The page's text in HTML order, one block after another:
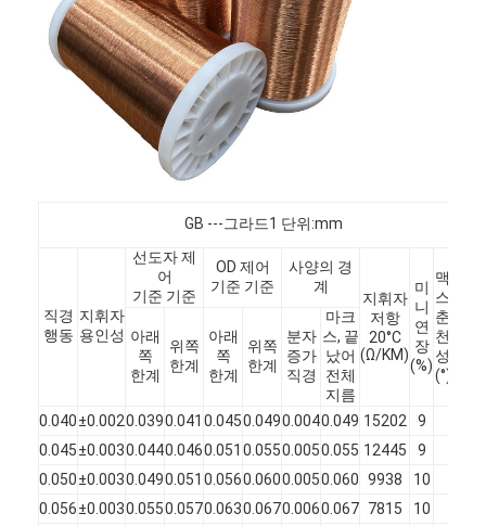
우리 에 관한 것
공장 투어
품질 관리
견적 요청
에나멜 구리 권선
에나멜 단열 된 구리 와이어
GB ---그라드1 단위:mm
직경
행동
지휘자
용인성
선도자 제
어
기준 기준
OD 제어
기준 기준
사양의 경
계
지휘자
저항
20°C
(Ω/KM)
미
니
연
장
(%)
맥
스
춘
천
성
(°)
아래
쪽
한계
위쪽
한계
아래
쪽
한계
위쪽
한계
분자
증가
직경
마크
스, 끝
났어
전체
지름
0.040±0.0020.0390.041 0.0450.0490.0040.049 15202 9
0.045±0.0030.0440.0460.051 0.0550.0050.055 12445 9
0.050±0.0030.0490.051 0.0560.0600.0050.060 9938 10
0.056±0.0030.0550.0570.0630.0670.0060.067 7815 10